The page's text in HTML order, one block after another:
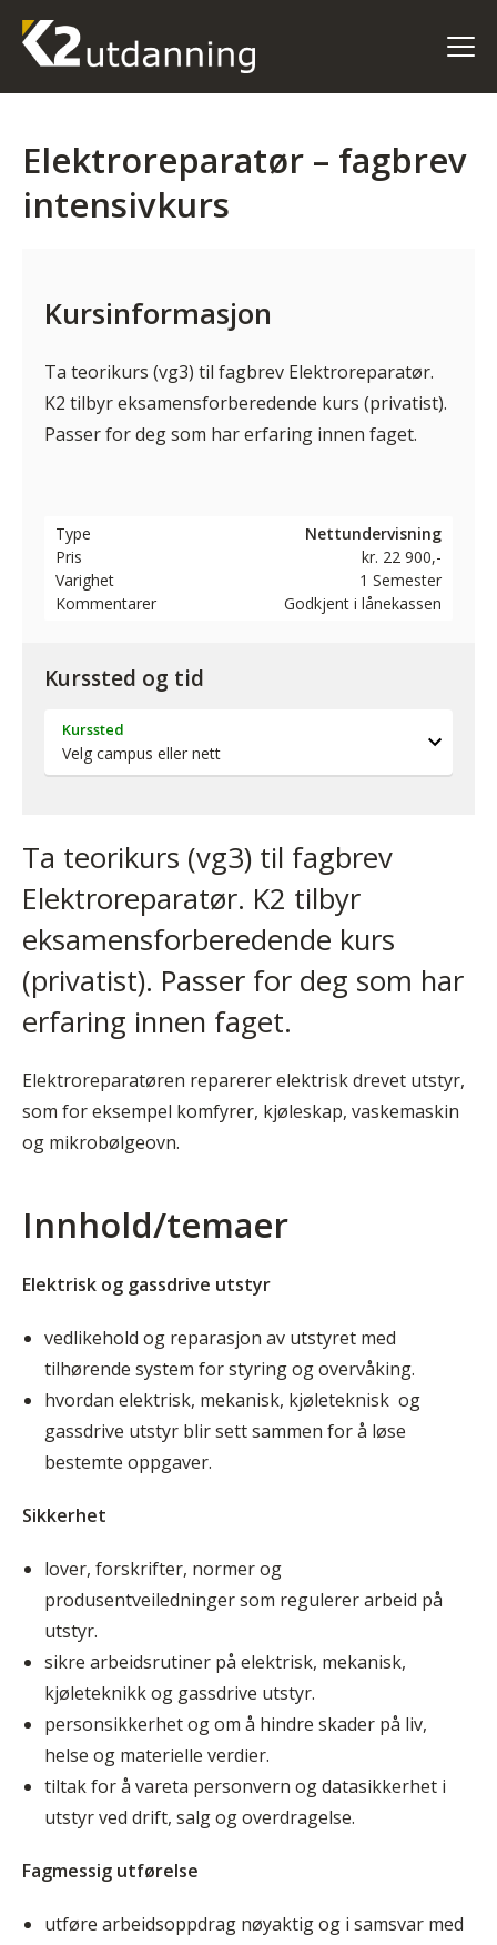
Elektroreparatør – fagbrev
intensivkurs
Kursinformasjon
Ta teorikurs (vg3) til fagbrev Elektroreparatør.
K2 tilbyr eksamensforberedende kurs (privatist).
Passer for deg som har erfaring innen faget.
Type
Nettundervisning
Pris
kr. 22 900,-
Varighet
1 Semester
Kommentarer
Godkjent i lånekassen
Kurssted og tid
Kurssted
Ta teorikurs (vg3) til fagbrev
Elektroreparatør. K2 tilbyr
eksamensforberedende kurs
(privatist). Passer for deg som har
erfaring innen faget.
Elektroreparatøren reparerer elektrisk drevet utstyr,
som for eksempel komfyrer, kjøleskap, vaskemaskin
og mikrobølgeovn.
Innhold/temaer
Elektrisk og gassdrive utstyr
vedlikehold og reparasjon av utstyret med
tilhørende system for styring og overvåking.
hvordan elektrisk, mekanisk, kjøleteknisk og
gassdrive utstyr blir sett sammen for å løse
bestemte oppgaver.
Sikkerhet
lover, forskrifter, normer og
produsentveiledninger som regulerer arbeid på
utstyr.
sikre arbeidsrutiner på elektrisk, mekanisk,
kjøleteknikk og gassdrive utstyr.
personsikkerhet og om å hindre skader på liv,
helse og materielle verdier.
tiltak for å vareta personvern og datasikkerhet i
utstyr ved drift, salg og overdragelse.
Fagmessig utførelse
utføre arbeidsoppdrag nøyaktig og i samsvar med